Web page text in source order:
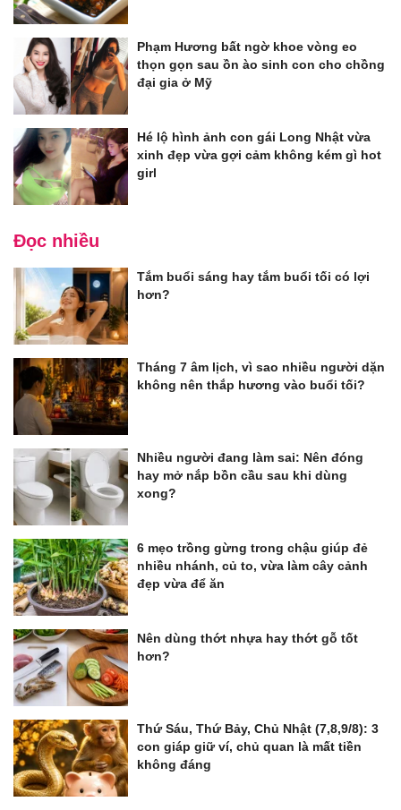
Phạm Hương bất ngờ khoe vòng eo
thọn gọn sau ồn ào sinh con cho chồng
đại gia ở Mỹ
Hé lộ hình ảnh con gái Long Nhật vừa
xinh đẹp vừa gợi cảm không kém gì hot
girl
Đọc nhiều
Tắm buổi sáng hay tắm buổi tối có lợi
hơn?
Tháng 7 âm lịch, vì sao nhiều người dặn
không nên thắp hương vào buổi tối?
Nhiều người đang làm sai: Nên đóng
hay mở nắp bồn cầu sau khi dùng
xong?
6 mẹo trồng gừng trong chậu giúp đẻ
nhiều nhánh, củ to, vừa làm cây cảnh
đẹp vừa để ăn
Nên dùng thớt nhựa hay thớt gỗ tốt
hơn?
Thứ Sáu, Thứ Bảy, Chủ Nhật (7,8,9/8): 3
con giáp giữ ví, chủ quan là mất tiền
không đáng